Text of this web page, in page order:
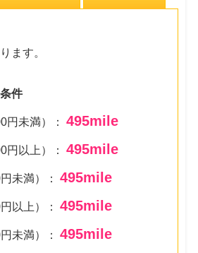
ます。
件
円未満）：495mile
円以上）：495mile
未満）：495mile
以上）：495mile
未満）：495mile